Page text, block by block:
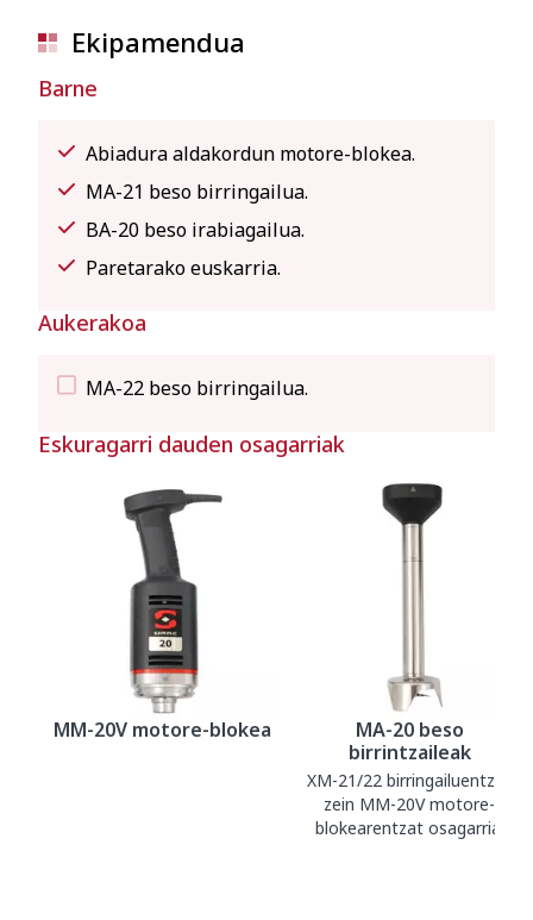
Ekipamendua
Barne
Abiadura aldakordun motore-blokea.
MA-21 beso birringailua.
BA-20 beso irabiagailua.
Paretarako euskarria.
Aukerakoa
MA-22 beso birringailua.
Eskuragarri dauden osagarriak
MM-20V motore-blokea
MA-20 beso
birrintzaileak
XM-21/22 birringailuentzat
zein MM-20V motore-
blokearentzat osagarria.